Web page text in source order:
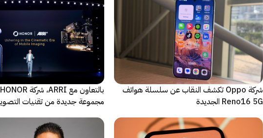
شركة Oppo تكشف النقاب عن سلسلة هواتف
Reno16 5G الجديدة
مجموعة جديدة من تقنيات